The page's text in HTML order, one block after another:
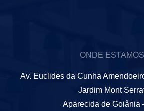
ONDE ESTAMOS
Av. Euclides da Cunha
Jardim Mont
Aparecida de Goiânia